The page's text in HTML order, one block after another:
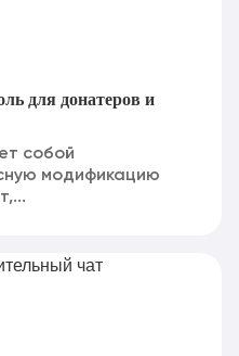
для донатеров и
собой
модификацию